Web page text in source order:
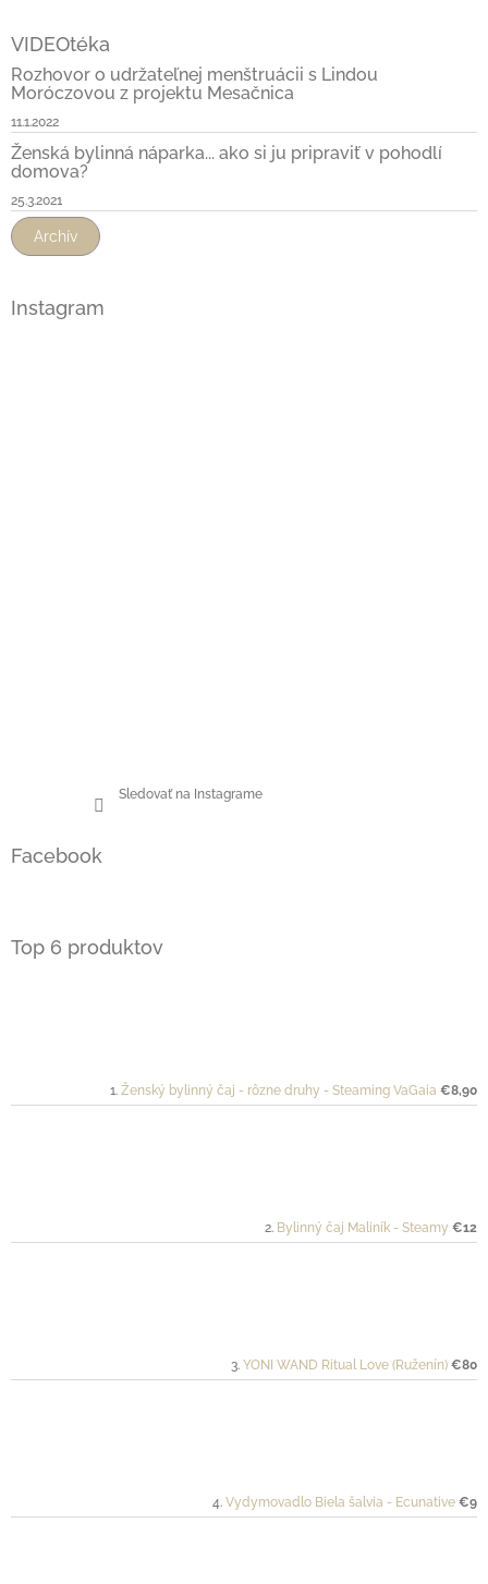
VIDEOtéka
Rozhovor o udržateľnej menštruácii s Lindou
Moróczovou z projektu Mesačnica
11.1.2022
Ženská bylinná náparka... ako si ju pripraviť v pohodlí
domova?
25.3.2021
Archív
Instagram
Sledovať na Instagrame
Facebook
Top 6 produktov
Ženský bylinný čaj - rôzne druhy - Steaming VaGaia €8,90
Bylinný čaj Maliník - Steamy €12
YONI WAND Ritual Love (Ruženín) €80
Vydymovadlo Biela šalvia - Ecunative €9